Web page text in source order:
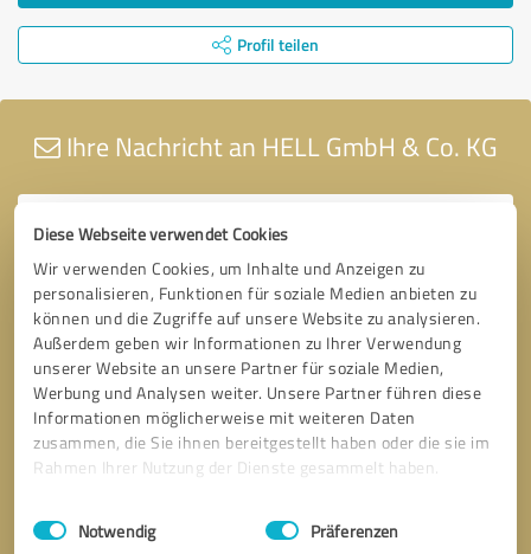
Diese Webseite verwendet Cookies
Wir verwenden Cookies, um Inhalte und Anzeigen zu
personalisieren, Funktionen für soziale Medien anbieten zu
können und die Zugriffe auf unsere Website zu analysieren.
Außerdem geben wir Informationen zu Ihrer Verwendung
unserer Website an unsere Partner für soziale Medien,
Werbung und Analysen weiter. Unsere Partner führen diese
Informationen möglicherweise mit weiteren Daten
zusammen, die Sie ihnen bereitgestellt haben oder die sie im
Rahmen Ihrer Nutzung der Dienste gesammelt haben.
Impressum Datenschutzbestimmungen
Einwilligungsauswahl
Notwendig Präferenzen
Profil teilen
Ihre Nachricht an HELL GmbH & Co. KG